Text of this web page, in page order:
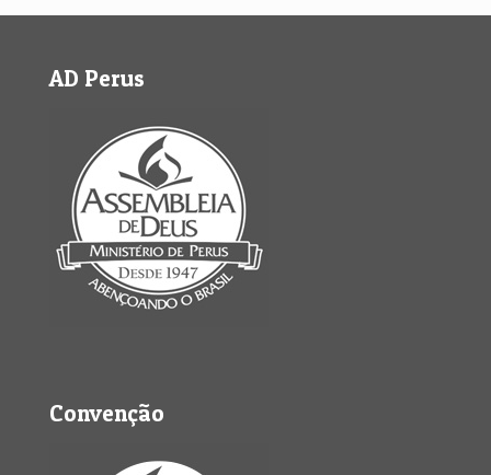
AD Perus
Convenção